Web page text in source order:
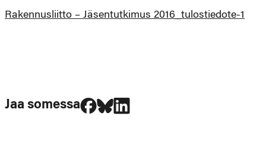
Rakennusliitto – Jäsentutkimus 2016_tulostiedote-1
Jaa somessa
Jaa Facebookissa
Jaa Blueskyssa
Jaa LinkedIn:ssä